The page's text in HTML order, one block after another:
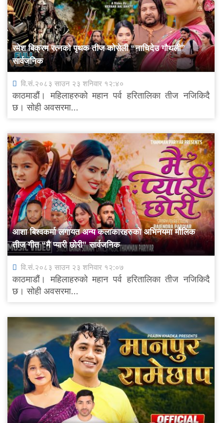
रमेश बिक्रम रत्नको पृथक तीज कोसेली “नाचिदेउ गौथली”
सार्वजनिक
वि.सं.२०८३ साउन २३ शनिवार १२:४०
काठमाडौं। महिलाहरुको महान पर्व हरितालिका तीज नजिकिदै
छ। सोही अवसरमा...
आशा बिश्वकर्मा लगायत अन्य कलाकारहरुको अभिनयमा मौलिक
तीज गीत “मै प्यारी छोरी” सार्वजनिक
वि.सं.२०८३ साउन २३ शनिवार १२:०७
काठमाडौं। महिलाहरुको महान पर्व हरितालिका तीज नजिकिदै
छ। सोही अवसरमा...